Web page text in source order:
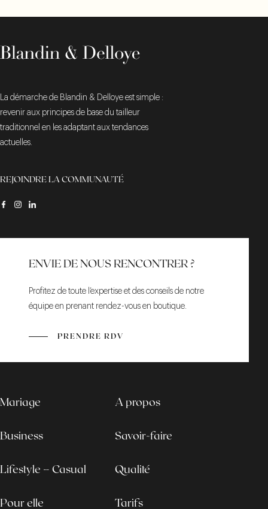
14 Rue Mayet,
75006 Paris
Jeudi au samedi : 10:00 - 20:00
Téléphone : +33 7 57 91 44 18
VOIR LA
VOIR LA BOUTIQUE
9 Rue de Palestro,
10:00 – 20:00
mardi :
10:00 – 20:00
10:00 – 20:00
dimanche : Fermé
VOIR LA
BOUTIQUE
VOIR LA BOUTIQUE
251 Laurier Ave W, suite
La démarche de Blandin & Delloye est simple :
revenir aux principes de base du tailleur
traditionnel en les adaptant aux tendances
actuelles.
REJOINDRE LA COMMUNAUTÉ
ENVIE DE NOUS RENCONTRER ?
Profitez de toute l’expertise et des conseils de notre
équipe en prenant rendez-vous en boutique.
PRENDRE RDV
Mariage
Business
Lifestyle – Casual
Pour elle
A propos
Savoir-faire
Qualité
Tarifs